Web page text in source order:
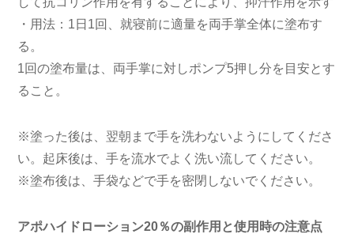
・用法：1日1回、就寝前に適量を両手掌全体に塗布す
る。
1回の塗布量は、両手掌に対しポンプ5押し分を目安とす
ること。
※塗った後は、翌朝まで手を洗わないようにしてくださ
い。起床後は、手を流水でよく洗い流してください。
※塗布後は、手袋などで手を密閉しないでください。
アポハイドローション20％の副作用と使用時の注意点